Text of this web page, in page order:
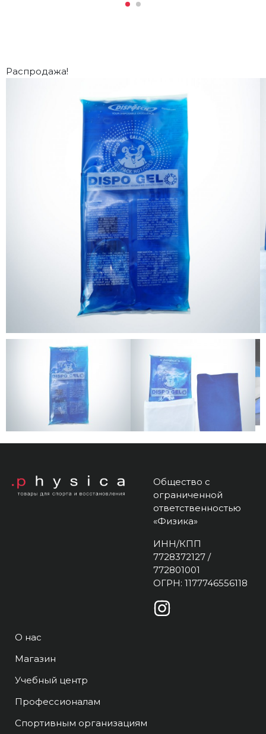
Распродажа!
Общество с
ограниченной
ответственностью
«Физика»
ИНН/КПП
7728372127 /
772801001
ОГРН: 1177746556118
О нас
Магазин
Учебный центр
Профессионалам
Спортивным организациям